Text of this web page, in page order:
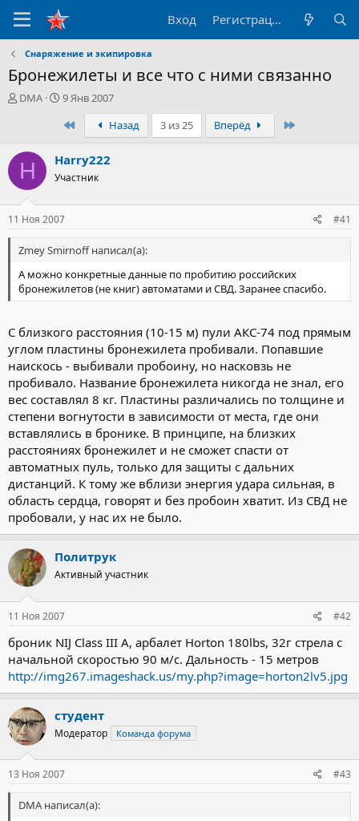
Вход Регистрация
Снаряжение и экипировка
Бронежилеты и все что с ними связанно
А
р
е
м
ы
DMA
Д
т
н
а
ч
л
а
9 Янв 2007
ПервыйНазад 3 из 25 Вперёд
H Harry222
Участник
11 Ноя 2007 #41
Zmey Smirnoff написал(а):
А можно конкретные данные по пробитию российских
бронежилетов (не книг) автоматами и СВД. Заранее спасибо.
С близкого расстояния (10-15 м) пули АКС-74 под прямым
углом пластины бронежилета пробивали. Попавшие
наискось - выбивали пробоину, но насковзь не
пробивало. Название бронежилета никогда не знал, его
вес составлял 8 кг. Пластины различались по толщине и
степени вогнутости в зависимости от места, где они
вставлялись в бронике. В принципе, на близких
расстояниях бронежилет и не сможет спасти от
автоматных пуль, только для защиты с дальних
дистанций. К тому же вблизи энергия удара сильная, в
область сердца, говорят и без пробоин хватит. Из СВД не
пробовали, у нас их не было.
Политрук
Активный участник
11 Ноя 2007 #42
броник NIJ Class III A, арбалет Horton 180lbs, 32г стрела с
начальной скоростью 90 м/с. Дальность - 15 метров
http://img267.imageshack.us/my.php?image=horton2lv5.jpg
студент
Модератор Команда форума
13 Ноя 2007 #43
DMA написал(а):